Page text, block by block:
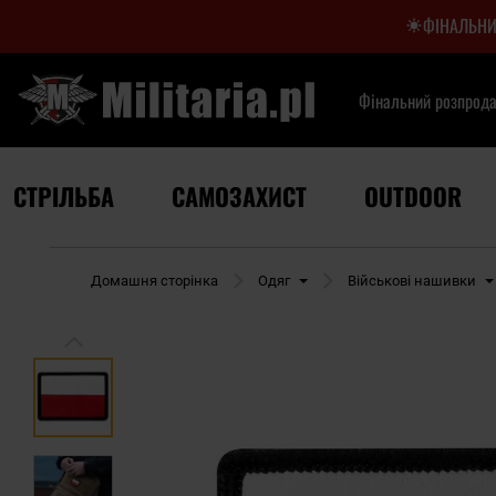
Фінальний
СТРІЛЬБА САМОЗАХИСТ OUTDOOR
Домашня сторінка Одяг Військові нашивки